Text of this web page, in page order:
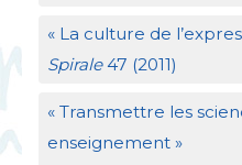
« La culture de
Spirale47 (2011)
« Transmettre les
enseignement »